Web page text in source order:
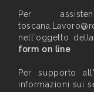
Per
nell'oggetto
form on line
Per supporto
informazioni sui